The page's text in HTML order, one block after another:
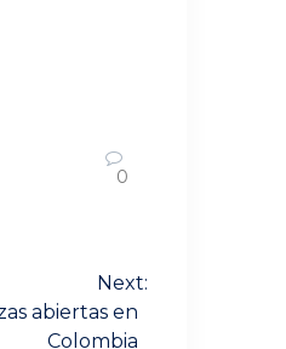
0
Next:
abiertas en
Colombia